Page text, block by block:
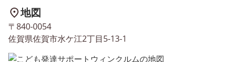
地図
〒840-0054
佐賀県佐賀市水ケ江2丁目5-13-1